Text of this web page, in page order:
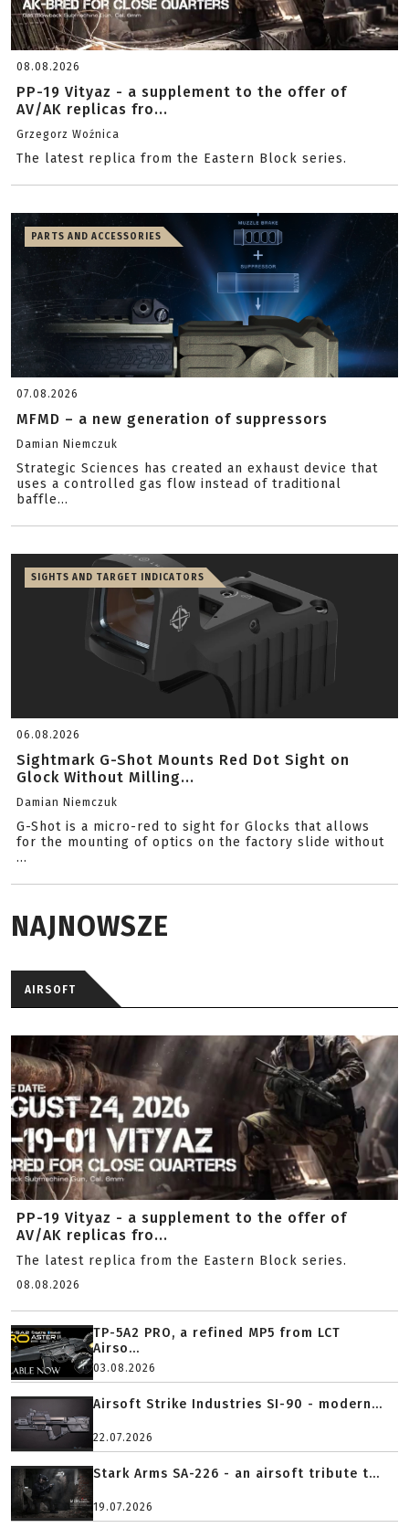
08.08.2026
PP-19 Vityaz - a supplement to the offer of
AV/AK replicas fro...
Grzegorz Woźnica
The latest replica from the Eastern Block series.
PARTS AND ACCESSORIES
07.08.2026
MFMD – a new generation of suppressors
Damian Niemczuk
Strategic Sciences has created an exhaust device that
uses a controlled gas flow instead of traditional
baffle...
SIGHTS AND TARGET INDICATORS
06.08.2026
Sightmark G-Shot Mounts Red Dot Sight on
Glock Without Milling...
Damian Niemczuk
G-Shot is a micro-red to sight for Glocks that allows
for the mounting of optics on the factory slide without
...
NAJNOWSZE
AIRSOFT
PP-19 Vityaz - a supplement to the offer of
AV/AK replicas fro...
The latest replica from the Eastern Block series.
08.08.2026
TP-5A2 PRO, a refined MP5 from LCT
Airso...
03.08.2026
Airsoft Strike Industries SI-90 - modern...
22.07.2026
Stark Arms SA-226 - an airsoft tribute t...
19.07.2026